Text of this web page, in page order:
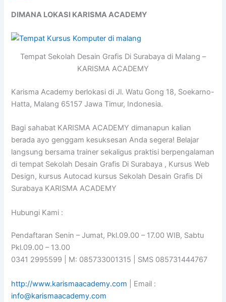
DIMANA LOKASI KARISMA ACADEMY
Tempat Sekolah Desain Grafis Di Surabaya di Malang –
KARISMA ACADEMY
Karisma Academy berlokasi di Jl. Watu Gong 18, Soekarno-
Hatta, Malang 65157 Jawa Timur, Indonesia.
Bagi sahabat KARISMA ACADEMY dimanapun kalian
berada ayo genggam kesuksesan Anda segera! Belajar
langsung bersama trainer sekaligus praktisi berpengalaman
di tempat Sekolah Desain Grafis Di Surabaya , Kursus Web
Design, kursus Autocad kursus Sekolah Desain Grafis Di
Surabaya KARISMA ACADEMY
Hubungi Kami :
Pendaftaran Senin – Jumat, Pkl.09.00 – 17.00 WIB, Sabtu
Pkl.09.00 – 13.00
0341 2995599 | M: 085733001315 | SMS 085731444767
http://www.karismaacademy.com | Email :
info@karismaacademy.com